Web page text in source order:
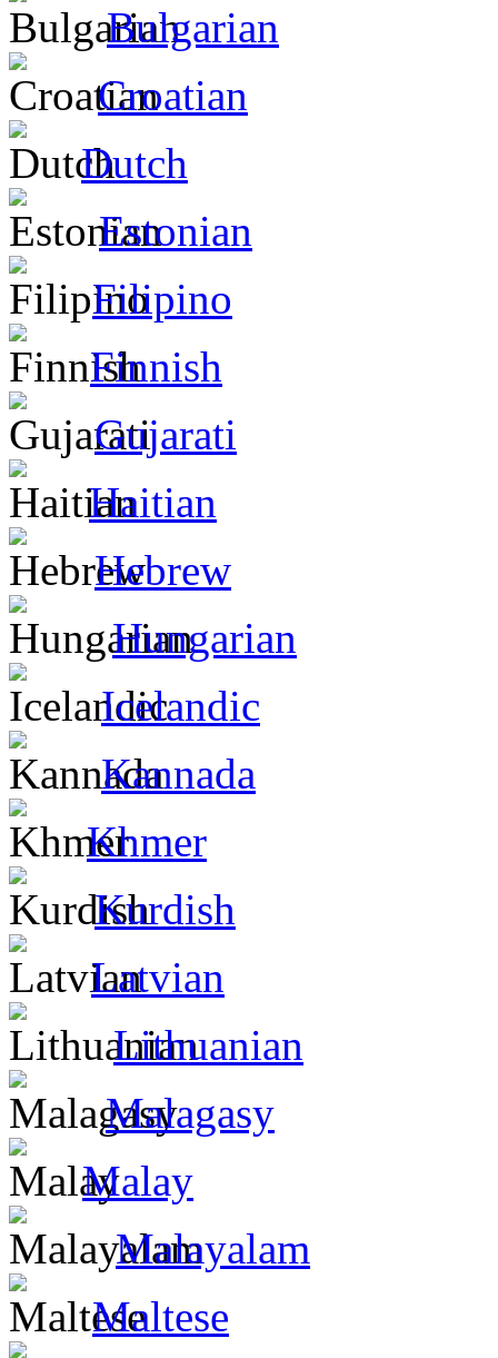
Bulgarian
Croatian
Dutch
Estonian
Filipino
Finnish
Gujarati
Haitian
Hebrew
Hungarian
Icelandic
Kannada
Khmer
Kurdish
Latvian
Lithuanian
Malagasy
Malay
Malayalam
Maltese